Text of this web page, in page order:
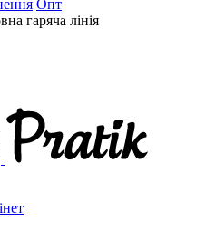
Опт
гаряча лінія